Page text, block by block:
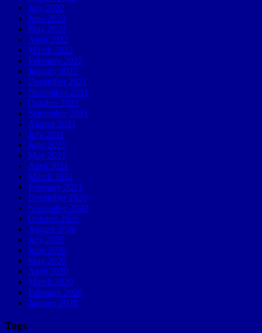
July 2022
June 2022
May 2022
April 2022
March 2022
February 2022
January 2022
December 2021
November 2021
October 2021
September 2021
August 2021
July 2021
June 2021
May 2021
April 2021
March 2021
February 2021
December 2020
November 2020
October 2020
August 2020
July 2020
June 2020
May 2020
April 2020
March 2020
February 2020
January 2020
Tags